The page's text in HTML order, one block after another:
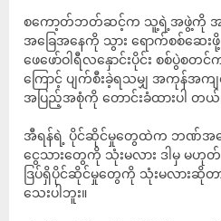
စကော့တ်ဘတ်ဆင့်က သူ့ရဲ့အဖွဲ့ကို အ
အခြေအနေကို သွား ရောက်စစ်ဆေးဖို့
ဖေဖော်ဝါရီလနှောင်းပိုင်း စစ်
ကြောင့် ပျက်စီးခဲ့ရသမျှ အကုန်အကျ
အပြည့်အစုံကို တောင်းခံထားပါ တယ်
အီရန်ရဲ့ ပိုင်ဆိုင်မှုတွေထဲက ဘဏ်အ
ငွေသားတွေကို သုံးမလား ဒါမှ မဟု
ဒြပ်ရှိပိုင်ဆိုင်မှုတွေကို သုံးမလား
သေးပါဘူး။